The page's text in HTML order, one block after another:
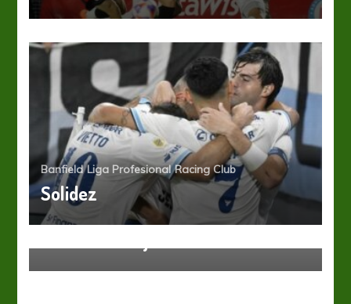
Banfield Liga Profesional Racing Club
Solidez
Boca Juniors Liga Profesional